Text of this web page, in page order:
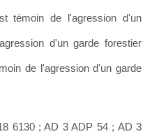
témoin de l'agression d'un
d'un garde forestier
de l'agression d'un garde
6130 ; AD 3 ADP 54 ; AD 3